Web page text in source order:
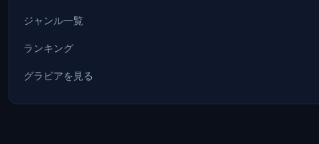
ジャンル一覧
ランキング
グラビアを見る